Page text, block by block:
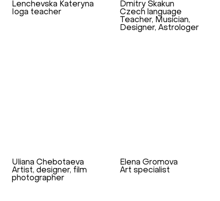
Lenchevska Kateryna
Ioga teacher
Dmitry Skakun
Czech language
Teacher, Musician,
Designer, Astrologer
Uliana Chebotaeva
Artist, designer, film
photographer
Elena Gromova
Art specialist